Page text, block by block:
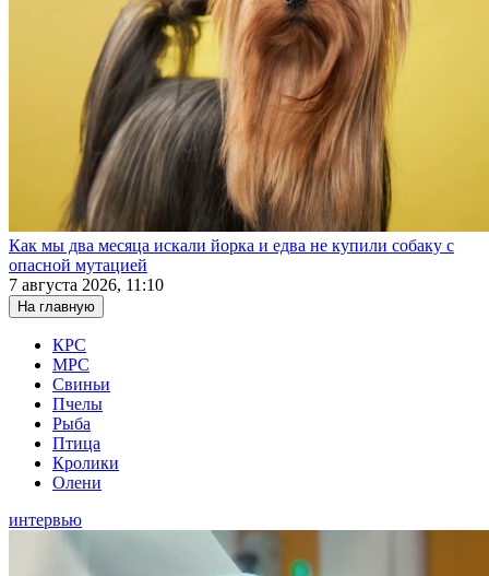
Как мы два месяца искали йорка и едва не купили собаку с
опасной мутацией
7 августа 2026, 11:10
На главную
КРС
МРС
Свиньи
Пчелы
Рыба
Птица
Кролики
Олени
интервью